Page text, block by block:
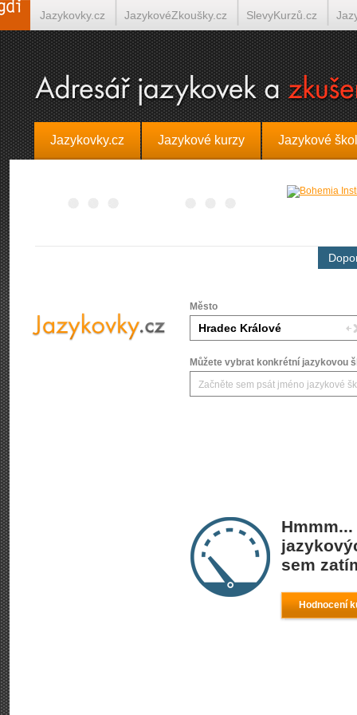
Jazykovky.cz Jazykové kurzy Jazykové
Město
Můžete vybrat konkrétní jazykovou
sem
Hodnocení
Jazykovky.cz JazykovéZkoušky.cz SlevyKurzů.cz
Španělština on-line Italština on-line Tlumočení-